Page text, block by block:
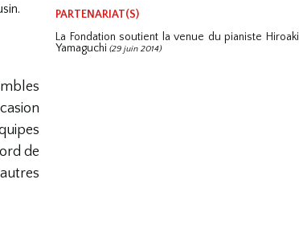
de
PARTENARIAT(S)
La Fondation soutient la venue du pianiste Hiroaki
Yamaguchi(29 juin 2014)